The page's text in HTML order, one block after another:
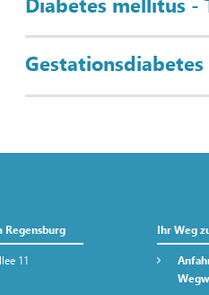
Gestationsdiabetes
Regensburg
11
Ihr Weg